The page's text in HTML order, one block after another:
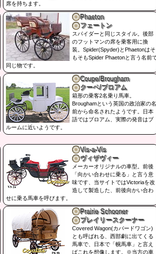
席を持ちます。
Phaeton
フェートン
スパイダーと同じスタイル。後部
のフットマンの席を乗客用に換
装。Spider(Spyder)とPhaetonはそ
もそもSpider Phaetonと言う名前
同じ物です。
Coupe/Brougham
クーペ/ブロアム
箱形の乗客2名乗り馬車。
Broughamという英国の政治家の名
前から命名されたようです。日本
語ではブロアム、実際の発音はブ
ルームに近いようです。
Vis-a-Vis
ヴィザヴィー
メーカーオリジナルの車型。前後
「向かい合わせに乗る」と言う意
味です、当サイトではVictoriaを改
造して製造した、前後向かい合わ
せに乗る馬車を呼びます。
Prairie Schooner
プレイリースクーナー
Covered Wagon(カバードワゴン)
とも呼ばれる、西部劇に出てくる
馬車で、日本で「幌馬車」と言え
ばこれを想像します。※当方の車